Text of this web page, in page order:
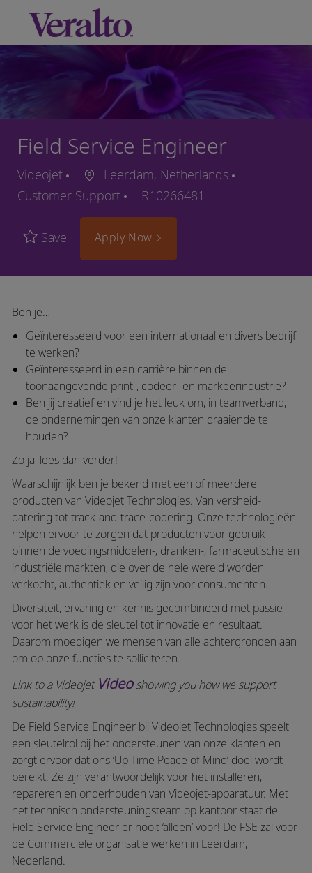
Skip to main content
-
Field Service Engineer
Videojet
Leerdam, Netherlands
Customer Support
R10266481
Save Apply Now
Ben je…
Geïnteresseerd voor een internationaal en divers bedrijf
te werken?
Geïnteresseerd in een carrière binnen de
toonaangevende print-, codeer- en markeerindustrie?
Ben jij creatief en vind je het leuk om, in teamverband,
de ondernemingen van onze klanten draaiende te
houden?
Zo ja, lees dan verder!
Waarschijnlijk ben je bekend met een of meerdere
producten van Videojet Technologies. Van versheid-
datering tot track-and-trace-codering. Onze technologieën
helpen ervoor te zorgen dat producten voor gebruik
binnen de voedingsmiddelen-, dranken-, farmaceutische en
industriële markten, die over de hele wereld worden
verkocht, authentiek en veilig zijn voor consumenten.
Diversiteit, ervaring en kennis gecombineerd met passie
voor het werk is de sleutel tot innovatie en resultaat.
Daarom moedigen we mensen van alle achtergronden aan
om op onze functies te solliciteren.
Link to a Videojet Video showing you how we support
sustainability!
De Field Service Engineer bij Videojet Technologies speelt
een sleutelrol bij het ondersteunen van onze klanten en
zorgt ervoor dat ons ‘Up Time Peace of Mind’ doel wordt
bereikt. Ze zijn verantwoordelijk voor het installeren,
repareren en onderhouden van Videojet-apparatuur. Met
het technisch ondersteuningsteam op kantoor staat de
Field Service Engineer er nooit ‘alleen’ voor! De FSE zal voor
de Commerciele organisatie werken in Leerdam,
Nederland.